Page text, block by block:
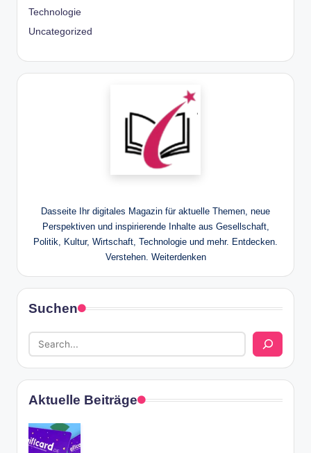
Technologie
Uncategorized
Dasseite Ihr digitales Magazin für aktuelle Themen, neue
Perspektiven und inspirierende Inhalte aus Gesellschaft,
Politik, Kultur, Wirtschaft, Technologie und mehr. Entdecken.
Verstehen. Weiterdenken
Suchen
Aktuelle Beiträge